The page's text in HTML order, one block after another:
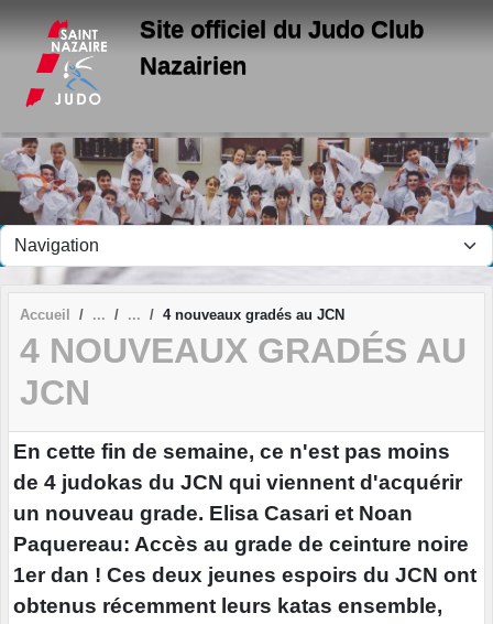
Site officiel du Judo Club
Nazairien
Accueil 4 nouveaux gradés au JCN
4 NOUVEAUX GRADÉS AU
JCN
En cette fin de semaine, ce n'est pas moins
de 4 judokas du JCN qui viennent d'acquérir
un nouveau grade. Elisa Casari et Noan
Paquereau: Accès au grade de ceinture noire
1er dan ! Ces deux jeunes espoirs du JCN ont
obtenus récemment leurs katas ensemble,